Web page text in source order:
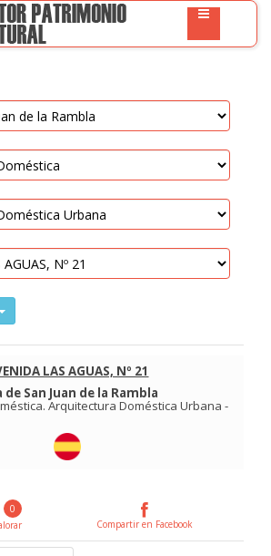
LAS AGUAS, Nº 21
de San Juan de la Rambla
. Arquitectura Doméstica Urbana -
0
Compartir en Facebook